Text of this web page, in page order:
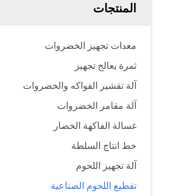
المنتجات
معدات تجهيز الخضروات
ثمرة يعالج تجهيز
آلة تقشير الفواكه والخضروات
آلة مقامر الخضروات
غسالة الفاكهة الخضار
خط انتاج السلطة
آلة تجهيز اللحوم
تقطيع اللحوم الصناعية